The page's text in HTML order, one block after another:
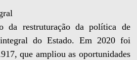
da restruturação da política de
do Estado. Em 2020 foi
que ampliou as oportunidades